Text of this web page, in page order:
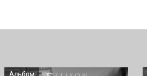
Альбом